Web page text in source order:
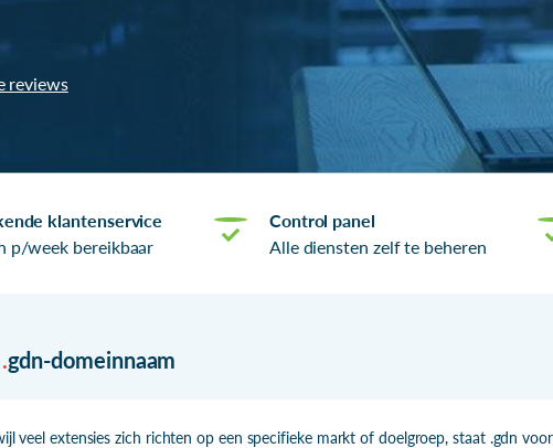
reviews
klantenservice
p/week bereikbaar
Control panel
Alle diensten zelf te beheren
.gdn-domeinnaam
veel extensies zich richten op een specifieke markt of doelgroep, staat .gdn